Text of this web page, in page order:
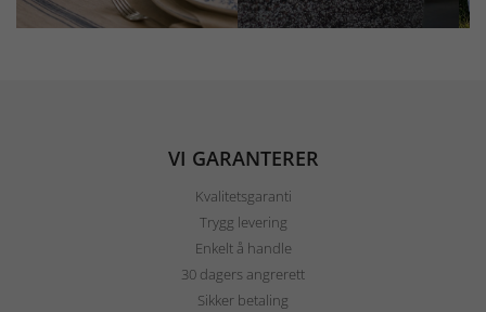
VI GARANTERER
Kvalitetsgaranti
Trygg levering
Enkelt å handle
30 dagers angrerett
Sikker betaling